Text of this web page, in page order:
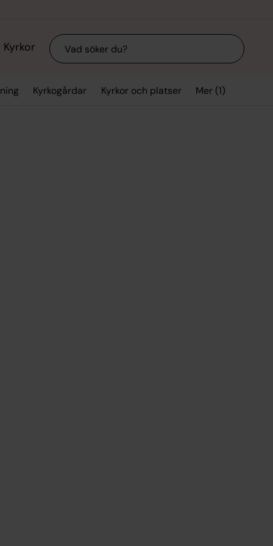
Kyrkor Sök
Kyrkogårdar Kyrkor och platser Mer (1)